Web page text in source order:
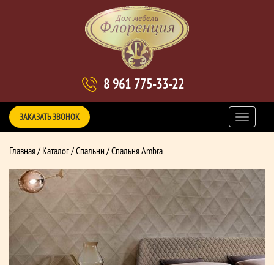
8 961 775-33-22
ЗАКАЗАТЬ ЗВОНОК
Главная/ Каталог/Спальни / Спальня Ambra